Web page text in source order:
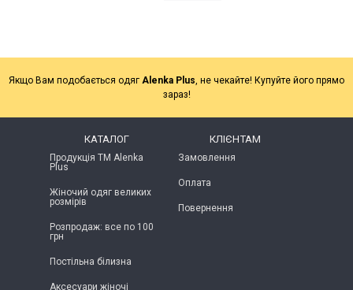
Якщо Вам подобається одяг Alenka Plus, не чекайте! Купуйте його прямо
зараз!
КАТАЛОГ
Продукція ТМ Alenka
Plus
Жіночий одяг великих
розмірів
Розпродаж: все по 100
грн
Постільна білизна
Аксесуари жіночі
КЛІЄНТАМ
Замовлення
Оплата
Повернення